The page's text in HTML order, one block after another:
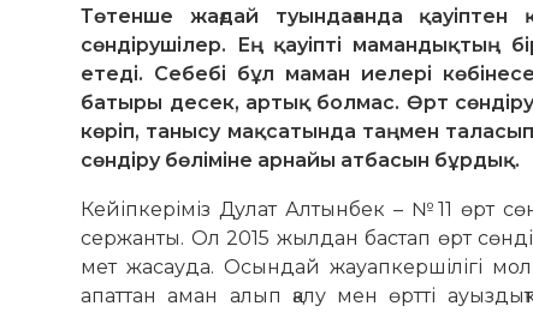
Төтенше жағдай туындағанда
сөндірушілер. Ең қауіпті мамандықтың
етеді. Себебі бұл маман иелері
батыры десек, артық болмас. Өрт
көріп, танысу мақсатында таңмен
сөндіру бөліміне арнайы атбасын бұрдық.
Кейіпкеріміз Дулат Алтынбек – №11 өрт
сержанты. Ол 2015 жылдан бастап өрт
мет жа­сауда. Осындай жауап­кер­ші­лігі
апат­тан аман алып қа­лу мен өртті